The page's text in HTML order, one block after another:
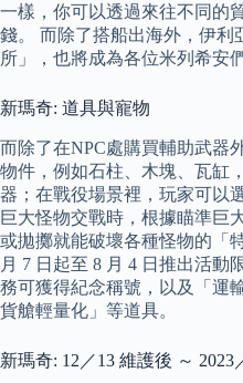
一樣，你可以透過來往不同的
錢。 而除了搭船出海外，伊利
所」，也將成為各位米列希安
新瑪奇: 道具與寵物
而除了在NPC處購買輔助武器
物件，例如石柱、木塊、瓦缸
器；在戰役場景裡，玩家可以
巨大怪物交戰時，根據瞄準巨
或拋擲就能破壞各種怪物的「
月 7 日起至 8 月 4 日推出活
務可獲得紀念稱號，以及「運
貨艙輕量化」等道具。
新瑪奇: 12／13 維護後 ～ 2023